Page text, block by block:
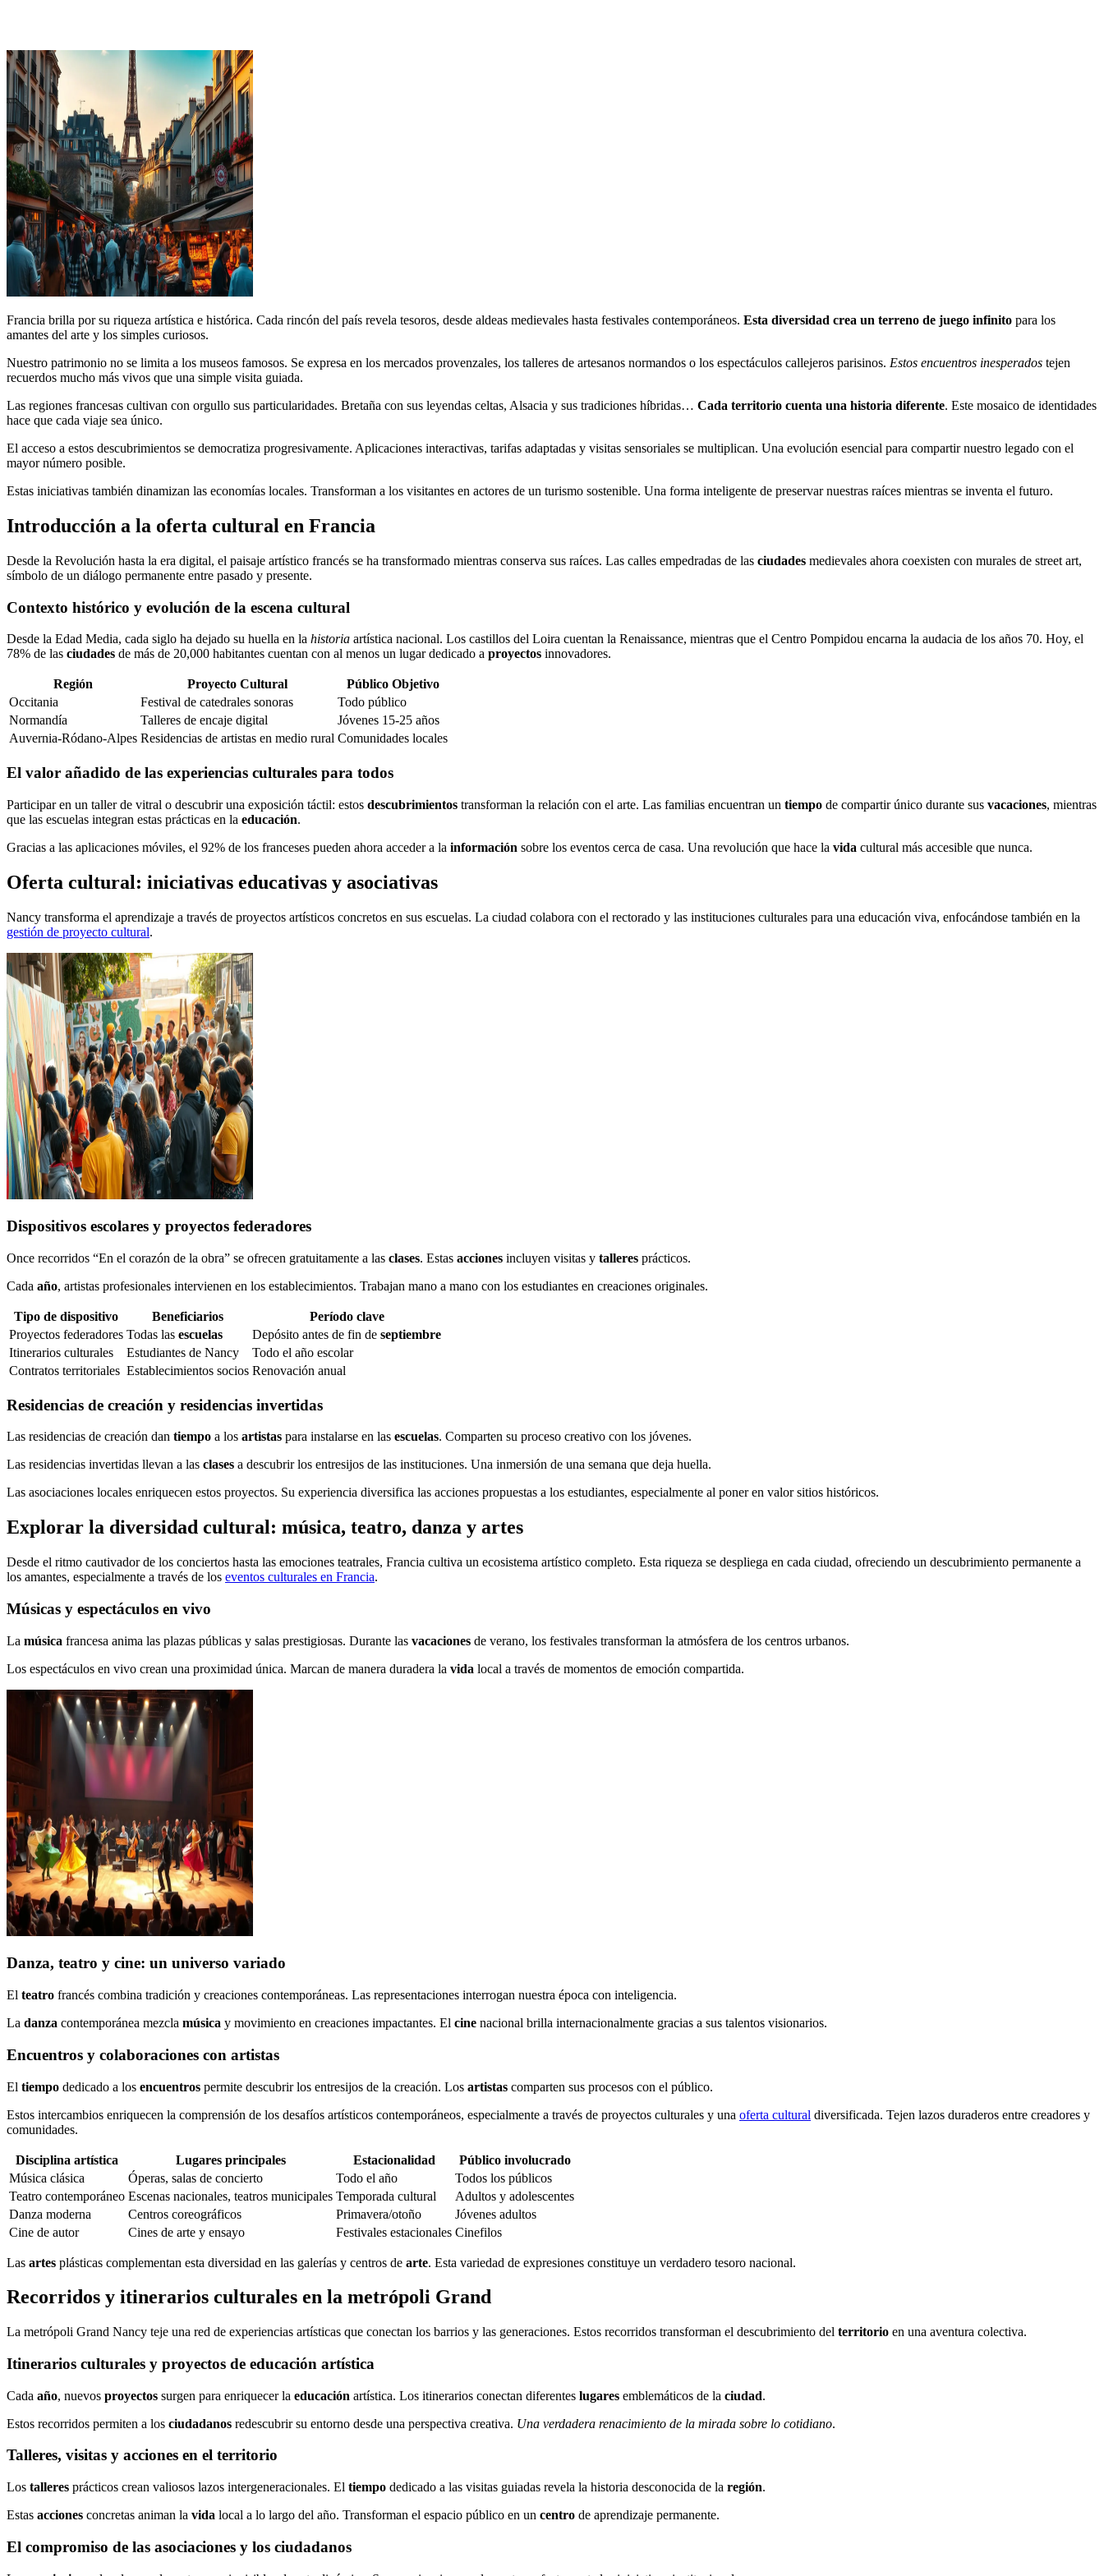
Francia brilla por su riqueza artística e histórica. Cada rincón del país revela tesoros, desde aldeas medievales hasta festivales contemporáneos. Esta diversidad crea un terreno de juego infinito para los
amantes del arte y los simples curiosos.
Nuestro patrimonio no se limita a los museos famosos. Se expresa en los mercados provenzales, los talleres de artesanos normandos o los espectáculos callejeros parisinos. Estos encuentros inesperados tejen
recuerdos mucho más vivos que una simple visita guiada.
Las regiones francesas cultivan con orgullo sus particularidades. Bretaña con sus leyendas celtas, Alsacia y sus tradiciones híbridas… Cada territorio cuenta una historia diferente. Este mosaico de identidades
hace que cada viaje sea único.
El acceso a estos descubrimientos se democratiza progresivamente. Aplicaciones interactivas, tarifas adaptadas y visitas sensoriales se multiplican. Una evolución esencial para compartir nuestro legado con el
mayor número posible.
Estas iniciativas también dinamizan las economías locales. Transforman a los visitantes en actores de un turismo sostenible. Una forma inteligente de preservar nuestras raíces mientras se inventa el futuro.
Introducción a la oferta cultural en Francia
Desde la Revolución hasta la era digital, el paisaje artístico francés se ha transformado mientras conserva sus raíces. Las calles empedradas de las ciudades medievales ahora coexisten con murales de street art,
símbolo de un diálogo permanente entre pasado y presente.
Contexto histórico y evolución de la escena cultural
Desde la Edad Media, cada siglo ha dejado su huella en la historia artística nacional. Los castillos del Loira cuentan la Renaissance, mientras que el Centro Pompidou encarna la audacia de los años 70. Hoy, el
78% de las ciudades de más de 20,000 habitantes cuentan con al menos un lugar dedicado a proyectos innovadores.
Región Proyecto Cultural
Público Objetivo
Occitania
Festival de catedrales sonoras
Todo público
Normandía
Talleres de encaje digital
Jóvenes 15-25 años
Auvernia-Ródano-Alpes Residencias de artistas en medio rural Comunidades locales
El valor añadido de las experiencias culturales para todos
Participar en un taller de vitral o descubrir una exposición táctil: estos descubrimientos transforman la relación con el arte. Las familias encuentran un tiempo de compartir único durante sus vacaciones, mientras
que las escuelas integran estas prácticas en la educación.
Gracias a las aplicaciones móviles, el 92% de los franceses pueden ahora acceder a la información sobre los eventos cerca de casa. Una revolución que hace la vida cultural más accesible que nunca.
Oferta cultural: iniciativas educativas y asociativas
Nancy transforma el aprendizaje a través de proyectos artísticos concretos en sus escuelas. La ciudad colabora con el rectorado y las instituciones culturales para una educación viva, enfocándose también en la
gestión de proyecto cultural.
Dispositivos escolares y proyectos federadores
Once recorridos “En el corazón de la obra” se ofrecen gratuitamente a las clases. Estas acciones incluyen visitas y talleres prácticos.
Cada año, artistas profesionales intervienen en los establecimientos. Trabajan mano a mano con los estudiantes en creaciones originales.
Tipo de dispositivo Beneficiarios
Período clave
Proyectos federadores Todas las escuelas Depósito antes de fin de septiembre
Itinerarios culturales
Estudiantes de Nancy
Todo el año escolar
Contratos territoriales Establecimientos socios Renovación anual
Residencias de creación y residencias invertidas
Las residencias de creación dan tiempo a los artistas para instalarse en las escuelas. Comparten su proceso creativo con los jóvenes.
Las residencias invertidas llevan a las clases a descubrir los entresijos de las instituciones. Una inmersión de una semana que deja huella.
Las asociaciones locales enriquecen estos proyectos. Su experiencia diversifica las acciones propuestas a los estudiantes, especialmente al poner en valor sitios históricos.
Explorar la diversidad cultural: música, teatro, danza y artes
Desde el ritmo cautivador de los conciertos hasta las emociones teatrales, Francia cultiva un ecosistema artístico completo. Esta riqueza se despliega en cada ciudad, ofreciendo un descubrimiento permanente a
los amantes, especialmente a través de los eventos culturales en Francia.
Músicas y espectáculos en vivo
La música francesa anima las plazas públicas y salas prestigiosas. Durante las vacaciones de verano, los festivales transforman la atmósfera de los centros urbanos.
Los espectáculos en vivo crean una proximidad única. Marcan de manera duradera la vida local a través de momentos de emoción compartida.
Danza, teatro y cine: un universo variado
El teatro francés combina tradición y creaciones contemporáneas. Las representaciones interrogan nuestra época con inteligencia.
La danza contemporánea mezcla música y movimiento en creaciones impactantes. El cine nacional brilla internacionalmente gracias a sus talentos visionarios.
Encuentros y colaboraciones con artistas
El tiempo dedicado a los encuentros permite descubrir los entresijos de la creación. Los artistas comparten sus procesos con el público.
Estos intercambios enriquecen la comprensión de los desafíos artísticos contemporáneos, especialmente a través de proyectos culturales y una oferta cultural diversificada. Tejen lazos duraderos entre creadores y
comunidades.
Disciplina artística Lugares principales Estacionalidad
Público involucrado
Música clásica
Óperas, salas de concierto Todo el año
Todos los públicos
Teatro contemporáneo Escenas nacionales, teatros municipales Temporada cultural
Adultos y adolescentes
Danza moderna
Centros coreográficos Primavera/otoño
Jóvenes adultos
Cine de autor
Cines de arte y ensayo Festivales estacionales Cinefilos
Las artes plásticas complementan esta diversidad en las galerías y centros de arte. Esta variedad de expresiones constituye un verdadero tesoro nacional.
Recorridos y itinerarios culturales en la metrópoli Grand
La metrópoli Grand Nancy teje una red de experiencias artísticas que conectan los barrios y las generaciones. Estos recorridos transforman el descubrimiento del territorio en una aventura colectiva.
Itinerarios culturales y proyectos de educación artística
Cada año, nuevos proyectos surgen para enriquecer la educación artística. Los itinerarios conectan diferentes lugares emblemáticos de la ciudad.
Estos recorridos permiten a los ciudadanos redescubrir su entorno desde una perspectiva creativa. Una verdadera renacimiento de la mirada sobre lo cotidiano.
Talleres, visitas y acciones en el territorio
Los talleres prácticos crean valiosos lazos intergeneracionales. El tiempo dedicado a las visitas guiadas revela la historia desconocida de la región.
Estas acciones concretas animan la vida local a lo largo del año. Transforman el espacio público en un centro de aprendizaje permanente.
El compromiso de las asociaciones y los ciudadanos